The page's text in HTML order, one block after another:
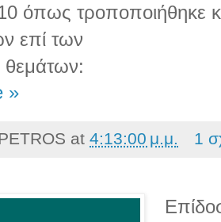
όπως τροποποιήθηκε
επί των
»
at 4:13:00 μ.μ. 1